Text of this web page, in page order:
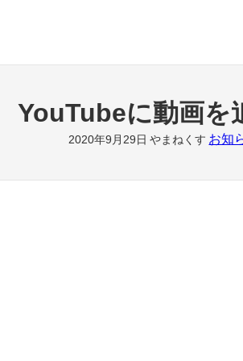
YouTubeに動画を
2020年9月29日 やまねくす お知